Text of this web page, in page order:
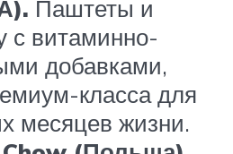
Паштеты и
с витаминно-
добавками,
класса для
месяцев жизни.